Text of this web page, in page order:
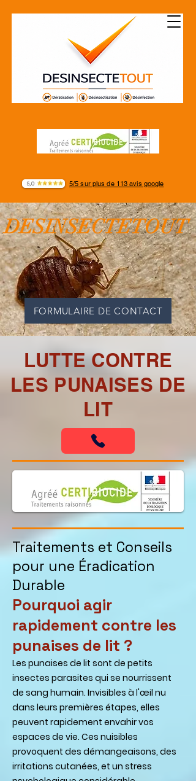
5/5 sur plus de 113 avis google
DESINSECTETOUT
FORMULAIRE DE CONTACT
LUTTE CONTRE
LES PUNAISES DE
LIT
Traitements et Conseils
pour une Éradication
Durable
​Pourquoi agir
rapidement contre les
punaises de lit ?
Les punaises de lit sont de petits
insectes parasites qui se nourrissent
de sang humain. Invisibles à l'œil nu
dans leurs premières étapes, elles
peuvent rapidement envahir vos
espaces de vie. Ces nuisibles
provoquent des démangeaisons, des
irritations cutanées, et un stress